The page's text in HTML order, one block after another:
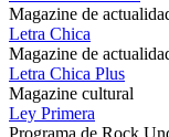
Magazine de
Letra Chica
Magazine de
Letra Chica Plus
Magazine cultural
Ley Primera